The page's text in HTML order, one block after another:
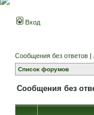
Вход
Сообщения без ответов |
Список форумов
Сообщения без